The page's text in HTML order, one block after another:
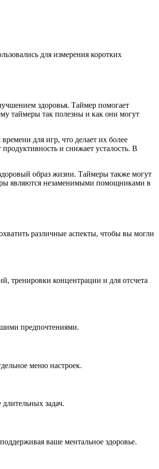
для измерения коротких
здоровья. Таймер помогает
таймеры так полезны и как они могут
для игр, что делает их более
и снижает усталость. В
образ жизни. Таймеры также могут
являются незаменимыми помощниками в
различные аспекты, чтобы вы могли
тренировки концентрации и для отсчета
предпочтениями.
меню настроек.
задач.
ваше ментальное здоровье.